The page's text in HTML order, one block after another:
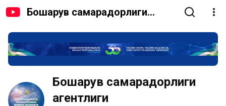
Бошқарув самарадорлиги
Бошқарув самарадорлиги
агентлиги